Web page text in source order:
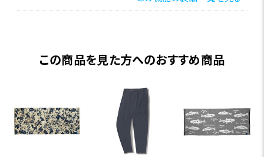
この商品を見た方へのおすすめ商品